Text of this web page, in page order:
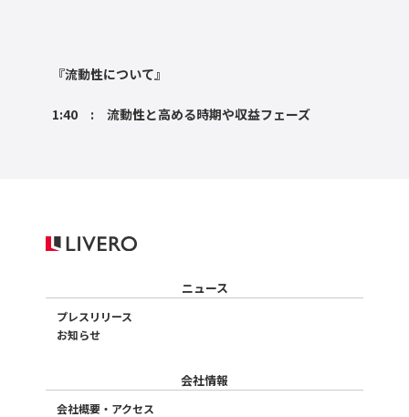
『流動性について』
1:40 : 流動性と高める時期や収益フェーズ
ニュース
プレスリリース
お知らせ
会社情報
会社概要・アクセス